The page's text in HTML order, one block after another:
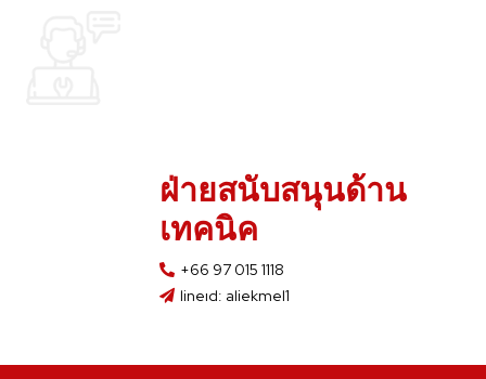
ฝ่ายสนับสนุนด้าน
เทคนิค
+66 97 015 1118
lineıd: aliekmel1